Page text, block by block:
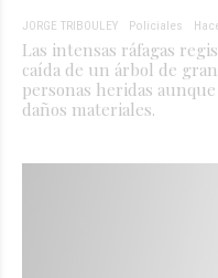
JORGE TRIBOULEY Policiales
Las intensas ráfagas
caída de un árbol de
personas heridas
daños materiales.